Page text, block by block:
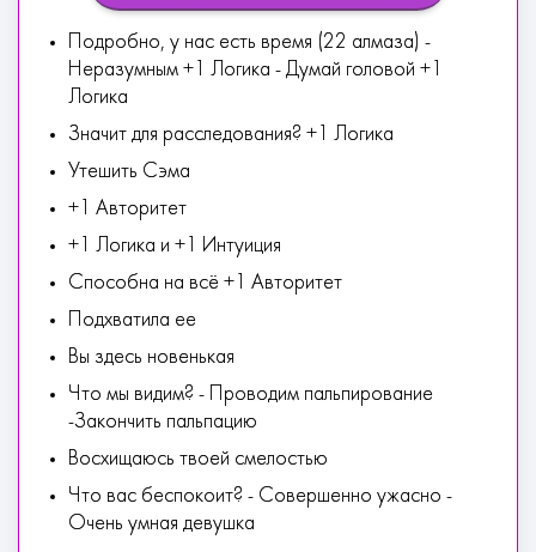
Подробно, у нас есть время (22 алмаза) -
Неразумным +1 Логика - Думай головой +1
Логика
Значит для расследования? +1 Логика
Утешить Сэма
+1 Авторитет
+1 Логика и +1 Интуиция
Способна на всё +1 Авторитет
Подхватила ее
Вы здесь новенькая
Что мы видим? - Проводим пальпирование
-Закончить пальпацию
Восхищаюсь твоей смелостью
Что вас беспокоит? - Совершенно ужасно -
Очень умная девушка